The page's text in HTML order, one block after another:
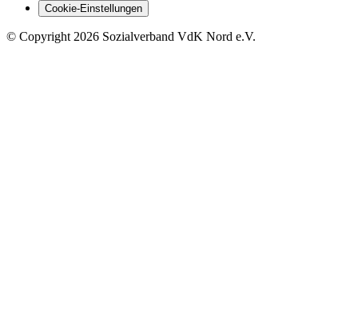
Cookie-Einstellungen
© Copyright 2026 Sozialverband VdK Nord e.V.